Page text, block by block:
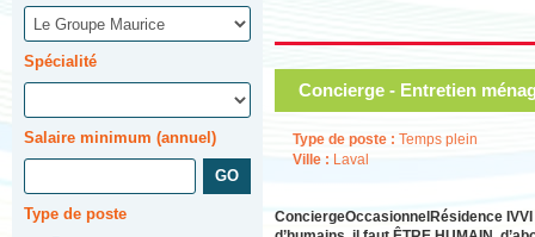
Spécialité
Salaire minimum (annuel)
Type de poste
Concierge - Entretien
Type de poste : Temps plein
Ville : Laval
ConciergeOccasionnelRésidence